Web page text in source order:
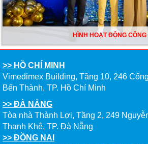
HÌNH HOẠT ĐỘNG CÔNG
>> HỒ CHÍ MINH
Vimedimex Building, Tầng 10, 246
Bến Thành, TP. Hồ Chí Minh
>> ĐÀ NẴNG
Tòa nhà Thành Lợi, Tầng 2, 249
Thanh Khê, TP. Đà Nẵng
>> ĐỒNG NAI